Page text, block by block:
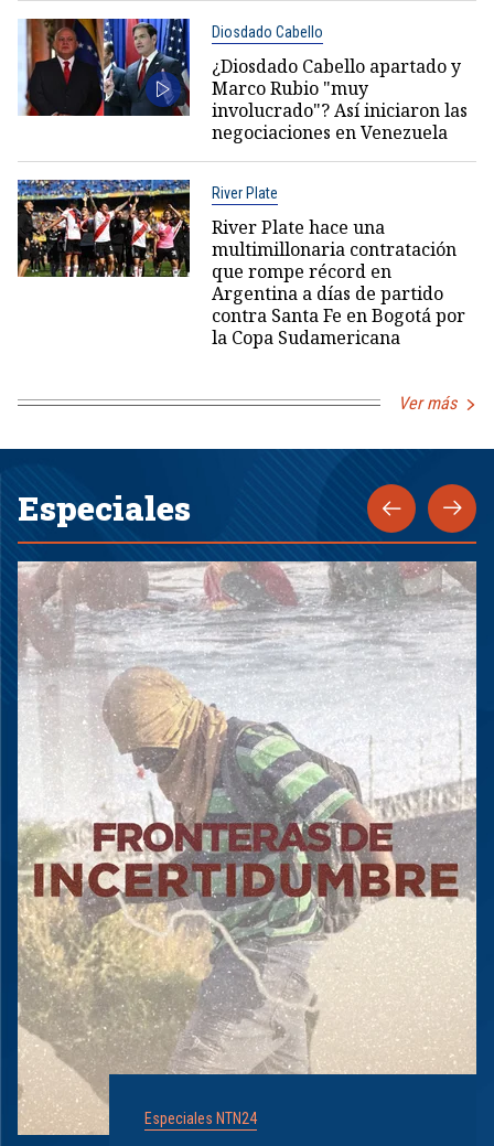
Diosdado Cabello
¿Diosdado Cabello apartado y
Marco Rubio "muy
involucrado"? Así iniciaron las
negociaciones en Venezuela
River Plate
River Plate hace una
multimillonaria contratación
que rompe récord en
Argentina a días de partido
contra Santa Fe en Bogotá por
la Copa Sudamericana
Ver más
Especiales
Especiales NTN24